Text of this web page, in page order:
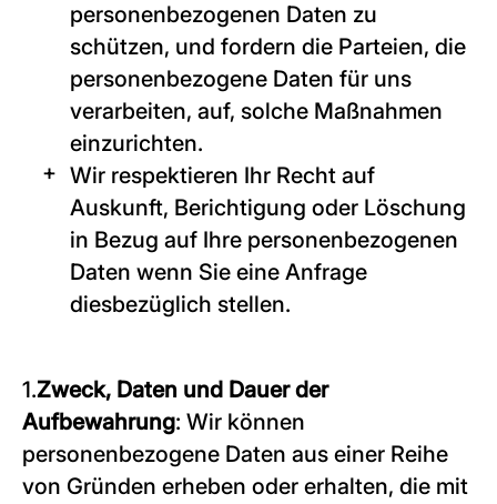
personenbezogenen Daten zu
schützen, und fordern die Parteien, die
personenbezogene Daten für uns
verarbeiten, auf, solche Maßnahmen
einzurichten.
Wir respektieren Ihr Recht auf
Auskunft, Berichtigung oder Löschung
in Bezug auf Ihre personenbezogenen
Daten wenn Sie eine Anfrage
diesbezüglich stellen.
1.Zweck, Daten und Dauer der
Aufbewahrung: Wir können
personenbezogene Daten aus einer Reihe
von Gründen erheben oder erhalten, die mit